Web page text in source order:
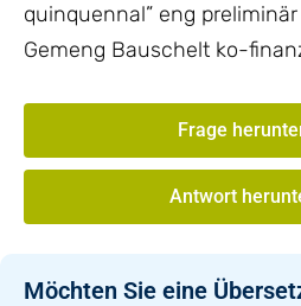
quinquennal” eng
Gemeng Bauschelt ko-
Frage
Antwort
Möchten Sie eine